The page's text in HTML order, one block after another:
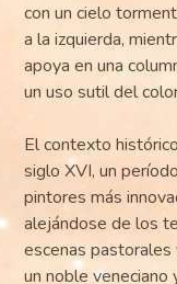
con un cielo
a la izquierda,
apoya en una
un uso sutil del
El contexto
siglo XVI, un
pintores más
alejándose de los
escenas
un noble veneciano